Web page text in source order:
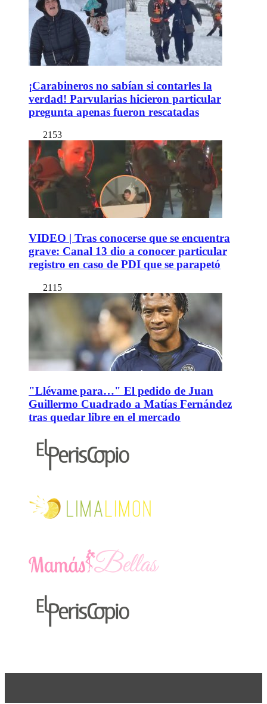
¡Carabineros no sabían si contarles la
verdad! Parvularias hicieron particular
pregunta apenas fueron rescatadas
2153
VIDEO | Tras conocerse que se encuentra
grave: Canal 13 dio a conocer particular
registro en caso de PDI que se parapetó
2115
"Llévame para…" El pedido de Juan
Guillermo Cuadrado a Matías Fernández
tras quedar libre en el mercado